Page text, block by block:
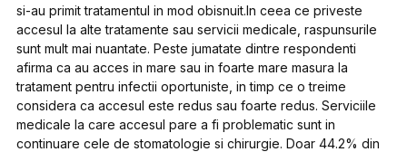
si-au primit tratamentul in mod obisnuit.In ceea ce priveste
accesul la alte tratamente sau servicii medicale, raspunsurile
sunt mult mai nuantate. Peste jumatate dintre respondenti
afirma ca au acces in mare sau in foarte mare masura la
tratament pentru infectii oportuniste, in timp ce o treime
considera ca accesul este redus sau foarte redus. Serviciile
medicale la care accesul pare a fi problematic sunt in
continuare cele de stomatologie si chirurgie. Doar 44.2% din